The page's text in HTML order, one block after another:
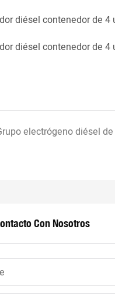
Con Nosotros